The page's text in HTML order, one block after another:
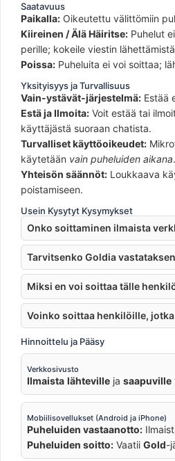
Saatavuus
Paikalla: Oikeutettu välittömiin
Kiireinen / Älä Häiritse: Puhelut
perille; kokeile viestin
Poissa: Puheluita ei voi soittaa;
Yksityisyys ja Turvallisuus
Vain-ystävät-järjestelmä: Estää
Estä ja Ilmoita: Voit estää tai
käyttäjästä suoraan chatista.
Turvalliset käyttöoikeudet:
käytetään vain puheluiden aikana.
Yhteisön säännöt: Loukkaava
poistamiseen.
Usein Kysytyt Kysymykset
Onko soittaminen ilmaista
Tarvitsenko Goldia
Miksi en voi soittaa tälle
Voinko soittaa henkilöille,
Hinnoittelu ja Pääsy
Verkkosivusto
Ilmaista lähteville ja saapuville
Mobiilisovellukset (Android ja iPhone)
Puheluiden vastaanotto:
Puheluiden soitto: Vaatii Gold-